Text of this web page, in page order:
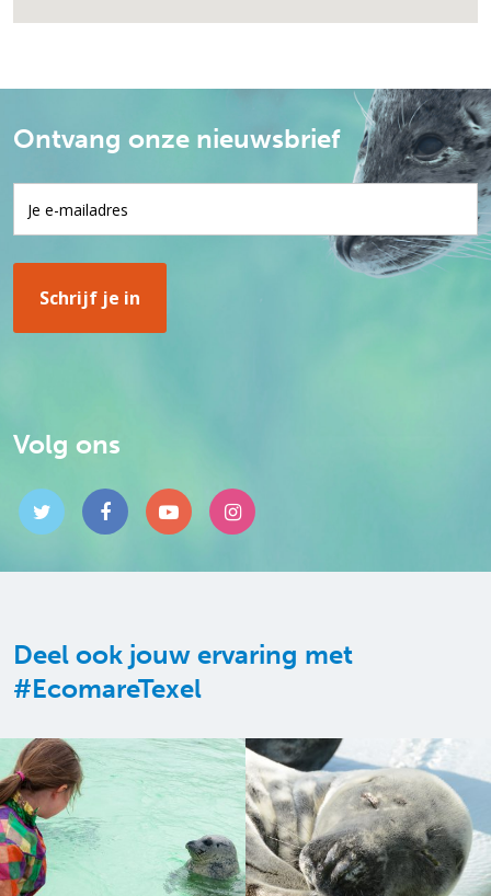
Ontvang onze nieuwsbrief
Volg ons
Deel ook jouw ervaring met
#EcomareTexel